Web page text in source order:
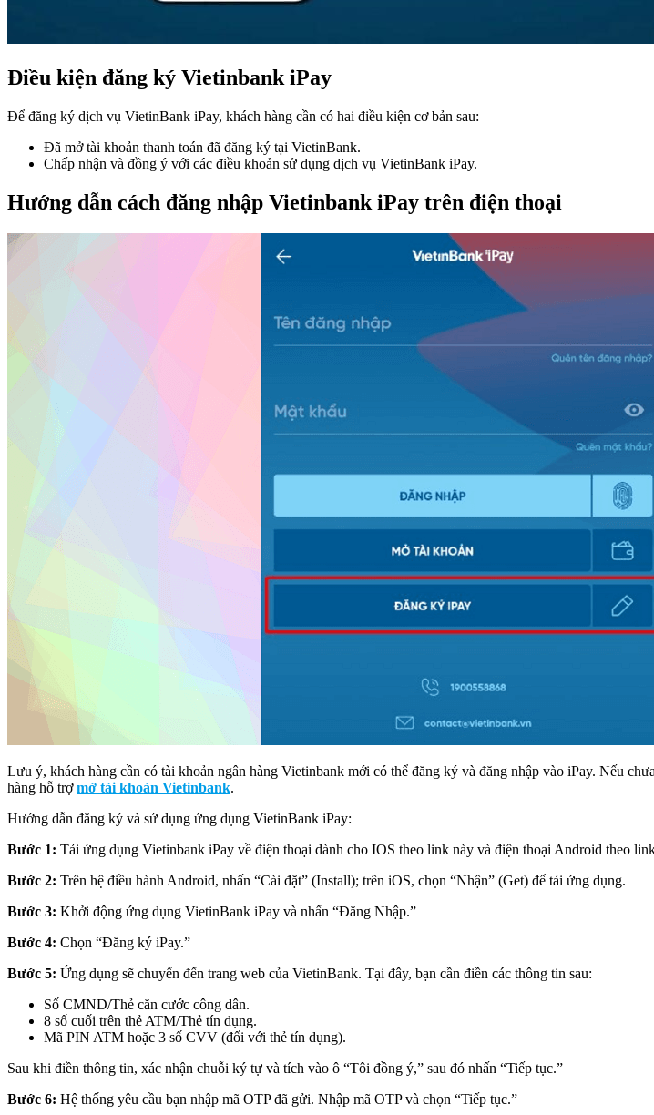
Điều kiện đăng ký Vietinbank iPay
Để đăng ký dịch vụ VietinBank iPay, khách hàng cần có hai điều kiện cơ bản sau:
Đã mở tài khoản thanh toán đã đăng ký tại VietinBank.
Chấp nhận và đồng ý với các điều khoản sử dụng dịch vụ VietinBank iPay.
Hướng dẫn cách đăng nhập Vietinbank iPay trên điện thoại
Lưu ý, khách hàng cần có tài khoản ngân hàng Vietinbank mới có thể đăng ký và đăng nhập vào iPay. Nếu
hàng hỗ trợmở tài khoản Vietinbank.
Hướng dẫn đăng ký và sử dụng ứng dụng VietinBank iPay:
Bước 1: Tải ứng dụng Vietinbank iPay về điện thoại dành cho IOS theo link này và điện thoại Android theo
Bước 2: Trên hệ điều hành Android, nhấn “Cài đặt” (Install); trên iOS, chọn “Nhận” (Get) để tải ứng dụng.
Bước 3: Khởi động ứng dụng VietinBank iPay và nhấn “Đăng Nhập.”
Bước 4: Chọn “Đăng ký iPay.”
Bước 5: Ứng dụng sẽ chuyển đến trang web của VietinBank. Tại đây, bạn cần điền các thông tin sau:
Số CMND/Thẻ căn cước công dân.
8 số cuối trên thẻ ATM/Thẻ tín dụng.
Mã PIN ATM hoặc 3 số CVV (đối với thẻ tín dụng).
Sau khi điền thông tin, xác nhận chuỗi ký tự và tích vào ô “Tôi đồng ý,” sau đó nhấn “Tiếp tục.”
Bước 6: Hệ thống yêu cầu bạn nhập mã OTP đã gửi. Nhập mã OTP và chọn “Tiếp tục.”